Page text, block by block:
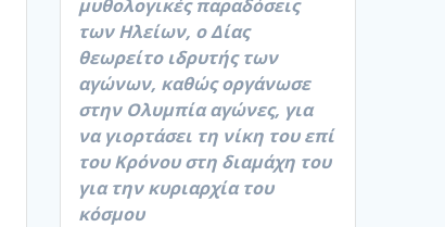
μυθολογικές παραδόσεις
των Ηλείων, ο Δίας
θεωρείτο ιδρυτής των
αγώνων, καθώς οργάνωσε
στην Ολυμπία αγώνες, για
να γιορτάσει τη νίκη του επί
του Κρόνου στη διαμάχη του
για την κυριαρχία του
κόσμου